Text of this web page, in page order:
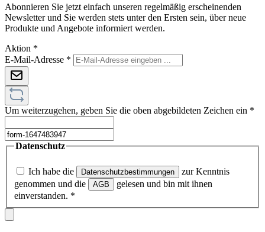
Abonnieren Sie jetzt einfach unseren regelmäßig erscheinenden
Newsletter und Sie werden stets unter den Ersten sein, über neue
Produkte und Angebote informiert werden.
Aktion *
E-Mail-Adresse *
Um weiterzugehen, geben Sie die oben abgebildeten Zeichen ein *
Datenschutz
Ich habe die Datenschutzbestimmungen
zur Kenntnis
genommen und die
AGB
gelesen und bin mit ihnen
einverstanden. *